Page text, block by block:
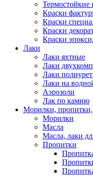
Термостойкие
Краски
Краски
Краски
Краски
Лаки
Лаки яхтные
Лаки
Лаки
Лаки на
Аэрозоли
Лак по камню
Морилки, пропитки,
Морилки
Масла
Масла, лаки
Пропитки